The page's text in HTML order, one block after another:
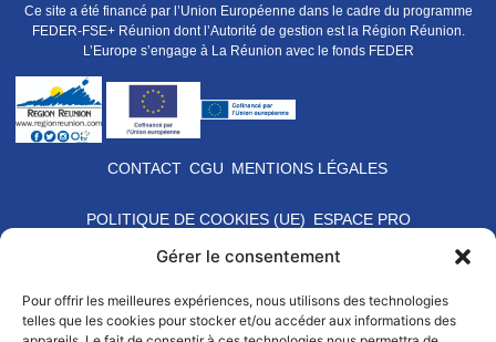
Gérer le consentement
Pour offrir les meilleures expériences, nous utilisons des technologies
telles que les cookies pour stocker et/ou accéder aux informations des
Ce site a été financé par l’Union Européenne dans le cadre du programme
FEDER-FSE+ Réunion dont l’Autorité de gestion est la Région Réunion.
L’Europe s’engage à La Réunion avec le fonds FEDER
CONTACT CGU MENTIONS LÉGALES
POLITIQUE DE COOKIES (UE) ESPACE PRO